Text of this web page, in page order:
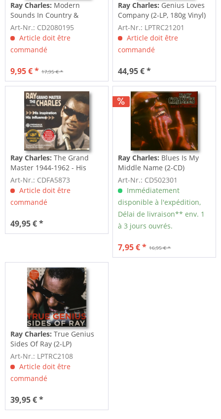
Ray Charles: Modern
Sounds In Country &
Western Vol.1&2 (CD)
Art-Nr.: CD2080195
Article doit être
commandé
17,95 € *
9,95 € *
Ray Charles: Genius Loves
Company (2-LP, 180g Vinyl)
Art-Nr.: LPTRC21201
Article doit être
commandé
44,95 € *
Ray Charles:The Grand
Master 1944-1962 - His
Inspiration -...
Art-Nr.: CDFA5873
Article doit être
commandé
49,95 € *
Ray Charles: Blues Is My
Middle Name (2-CD)
Art-Nr.: CD502301
Immédiatement
disponible à l'expédition,
Délai de livraison** env. 1
à 3 jours ouvrés.
16,95 € *
7,95 € *
Ray Charles:True Genius
Sides Of Ray (2-LP)
Art-Nr.: LPTRC2108
Article doit être
commandé
39,95 € *